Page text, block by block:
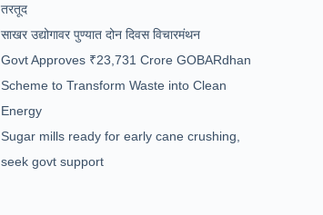
तरतूद
साखर उद्योगावर पुण्यात दोन दिवस विचारमंथन
Govt Approves ₹23,731 Crore GOBARdhan
Scheme to Transform Waste into Clean
Energy
Sugar mills ready for early cane crushing,
seek govt support